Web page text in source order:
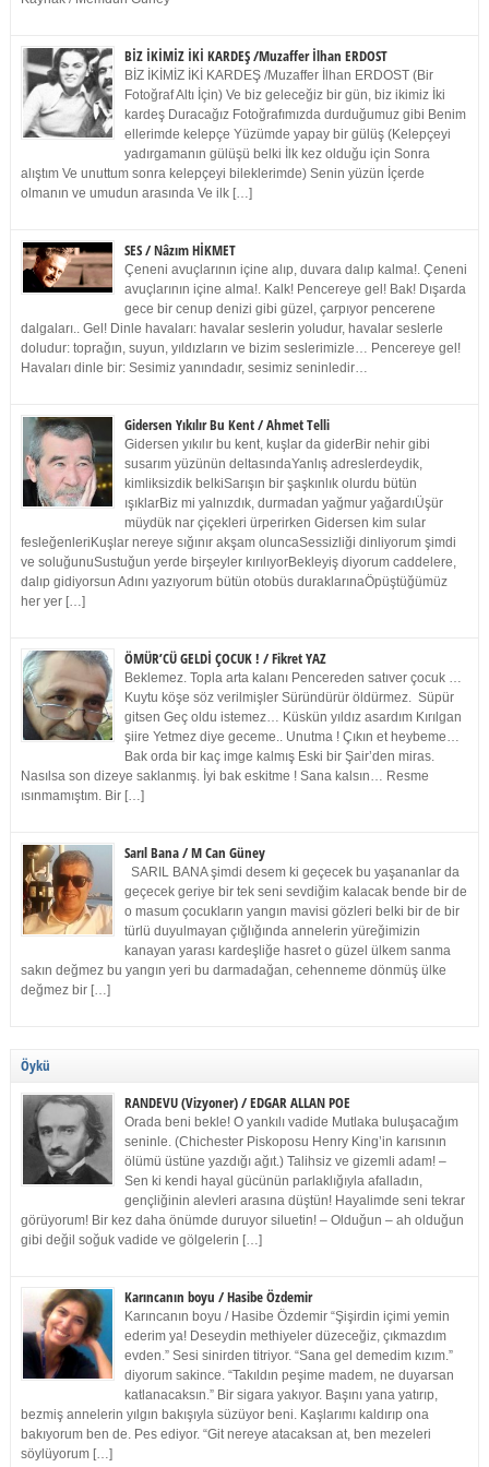
BİZ İKİMİZ İKİ KARDEŞ /Muzaffer İlhan ERDOST
BİZ İKİMİZ İKİ KARDEŞ /Muzaffer İlhan ERDOST (Bir
Fotoğraf Altı İçin) Ve biz geleceğiz bir gün, biz ikimiz İki
kardeş Duracağız Fotoğrafımızda durduğumuz gibi Benim
ellerimde kelepçe Yüzümde yapay bir gülüş (Kelepçeyi
yadırgamanın gülüşü belki İlk kez olduğu için Sonra
alıştım Ve unuttum sonra kelepçeyi bileklerimde) Senin yüzün İçerde
olmanın ve umudun arasında Ve ilk […]
SES / Nâzım HİKMET
Çeneni avuçlarının içine alıp, duvara dalıp kalma!. Çeneni
avuçlarının içine alma!. Kalk! Pencereye gel! Bak! Dışarda
gece bir cenup denizi gibi güzel, çarpıyor pencerene
dalgaları.. Gel! Dinle havaları: havalar seslerin yoludur, havalar seslerle
doludur: toprağın, suyun, yıldızların ve bizim seslerimizle… Pencereye gel!
Havaları dinle bir: Sesimiz yanındadır, sesimiz seninledir…
Gidersen Yıkılır Bu Kent / Ahmet Telli
Gidersen yıkılır bu kent, kuşlar da giderBir nehir gibi
susarım yüzünün deltasındaYanlış adreslerdeydik,
kimliksizdik belkiSarışın bir şaşkınlık olurdu bütün
ışıklarBiz mi yalnızdık, durmadan yağmur yağardıÜşür
müydük nar çiçekleri ürperirken Gidersen kim sular
fesleğenleriKuşlar nereye sığınır akşam oluncaSessizliği dinliyorum şimdi
ve soluğunuSustuğun yerde birşeyler kırılıyorBekleyiş diyorum caddelere,
dalıp gidiyorsun Adını yazıyorum bütün otobüs duraklarınaÖpüştüğümüz
her yer […]
ÖMÜR’CÜ GELDİ ÇOCUK ! / Fikret YAZ
Beklemez. Topla arta kalanı Pencereden satıver çocuk …
Kuytu köşe söz verilmişler Süründürür öldürmez. Süpür
gitsen Geç oldu istemez… Küskün yıldız asardım Kırılgan
şiire Yetmez diye geceme.. Unutma ! Çıkın et heybeme…
Bak orda bir kaç imge kalmış Eski bir Şair’den miras.
Nasılsa son dizeye saklanmış. İyi bak eskitme ! Sana kalsın… Resme
ısınmamıştım. Bir […]
Sarıl Bana / M Can Güney
SARIL BANA şimdi desem ki geçecek bu yaşananlar da
geçecek geriye bir tek seni sevdiğim kalacak bende bir de
o masum çocukların yangın mavisi gözleri belki bir de bir
türlü duyulmayan çığlığında annelerin yüreğimizin
kanayan yarası kardeşliğe hasret o güzel ülkem sanma
sakın değmez bu yangın yeri bu darmadağan, cehenneme dönmüş ülke
değmez bir […]
Öykü
RANDEVU (Vizyoner) / EDGAR ALLAN POE
Orada beni bekle! O yankılı vadide Mutlaka buluşacağım
seninle. (Chichester Piskoposu Henry King’in karısının
ölümü üstüne yazdığı ağıt.) Talihsiz ve gizemli adam! –
Sen ki kendi hayal gücünün parlaklığıyla afalladın,
gençliğinin alevleri arasına düştün! Hayalimde seni tekrar
görüyorum! Bir kez daha önümde duruyor siluetin! – Olduğun – ah olduğun
gibi değil soğuk vadide ve gölgelerin […]
Karıncanın boyu / Hasibe Özdemir
Karıncanın boyu / Hasibe Özdemir “Şişirdin içimi yemin
ederim ya! Deseydin methiyeler düzeceğiz, çıkmazdım
evden.” Sesi sinirden titriyor. “Sana gel demedim kızım.”
diyorum sakince. “Takıldın peşime madem, ne duyarsan
katlanacaksın.” Bir sigara yakıyor. Başını yana yatırıp,
bezmiş annelerin yılgın bakışıyla süzüyor beni. Kaşlarımı kaldırıp ona
bakıyorum ben de. Pes ediyor. “Git nereye atacaksan at, ben mezeleri
söylüyorum […]